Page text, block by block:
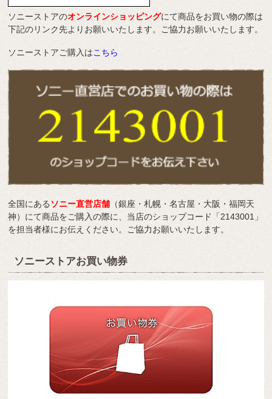
ソニーストアのオンラインショッピングにて商品をお買い物の際は
下記のリンク先よりお願いいたします。ご協力お願いいたします。
ソニーストアご購入はこちら
全国にあるソニー直営店舗 （銀座・札幌・名古屋・大阪・福岡天
神）にて商品をご購入の際に、当店のショップコード「2143001」
を担当者様にお伝えください。ご協力お願いいたします。
ソニーストアお買い物券